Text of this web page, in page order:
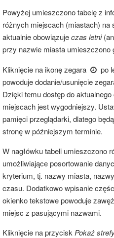
Powyżej umieszczono tabelę z
różnych miejscach (miastach)
aktualnie obowiązujeczas letni
przy nazwie miasta umieszczono
Kliknięcie na ikonę zegara
po
powoduje dodanie/usunięcie
Dzięki temu dostęp do
miejscach jest wygodniejszy.
pamięci przeglądarki, dlatego
stronę w późniejszym terminie.
W nagłówku tabeli umieszczono
umożliwiające posortowanie
kryterium, tj. nazwy miasta,
czasu. Dodatkowo wpisanie
okienko tekstowe powoduje
miejsc z pasującymi nazwami.
Kliknięcie na przycisk Pokaż